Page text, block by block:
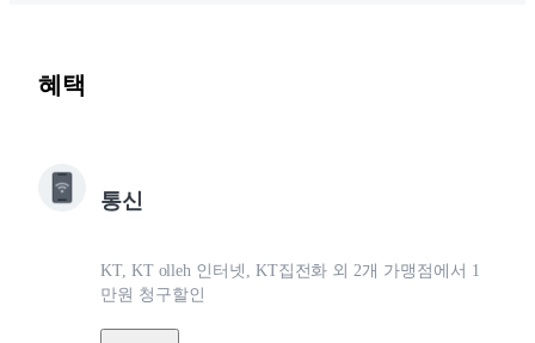
혜택
통신
KT, KT olleh 인터넷, KT집전화 외 2개 가맹점에서 1
만원 청구할인